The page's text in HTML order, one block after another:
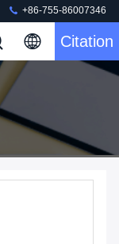
+86-755-86007346
Citation